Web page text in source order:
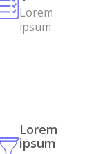
Lorem
ipsum
Lorem
ipsum